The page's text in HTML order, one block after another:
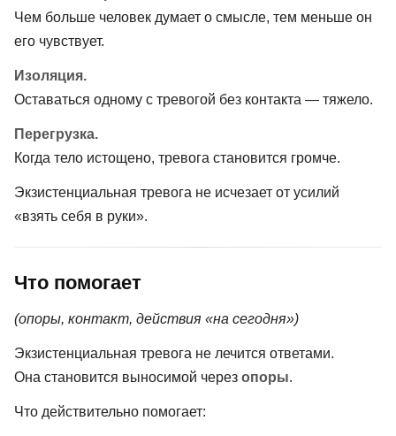
Чем больше человек думает о смысле, тем меньше он
его чувствует.
Изоляция.
Оставаться одному с тревогой без контакта — тяжело.
Перегрузка.
Когда тело истощено, тревога становится громче.
Экзистенциальная тревога не исчезает от усилий
«взять себя в руки».
Что помогает
(опоры, контакт, действия «на сегодня»)
Экзистенциальная тревога не лечится ответами.
Она становится выносимой через опоры.
Что действительно помогает: